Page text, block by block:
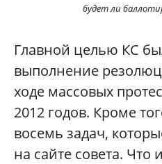
будет ли
Главной целью КС
выполнение
ходе массовых
2012 годов. Кроме
восемь задач,
на сайте совета. Что